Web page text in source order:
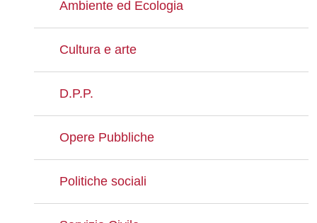
Ambiente ed Ecologia
Cultura e arte
D.P.P.
Opere Pubbliche
Politiche sociali